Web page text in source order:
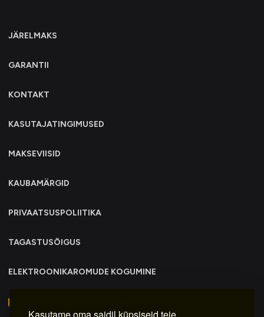
JÄRELMAKS
GARANTII
KONTAKT
KASUTAJATINGIMUSED
MAKSEVIISID
KAUBAMÄRGID
PRIVAATSUSPOLIITIKA
TAGASTUSÕIGUS
ELEKTROONIKAROMUDE KOGUMINE